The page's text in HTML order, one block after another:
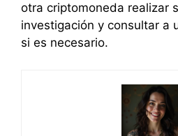
otra criptomoneda realizar
investigación y consultar a
si es necesario.